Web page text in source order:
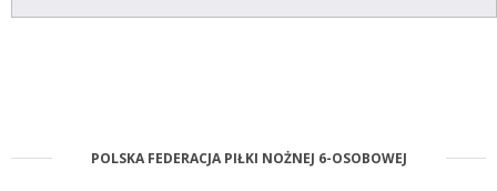
POLSKA FEDERACJA PIŁKI NOŻNEJ 6-OSOBOWEJ